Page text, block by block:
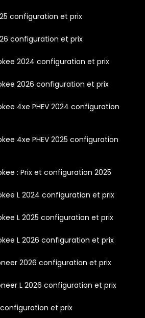
configuration et prix
configuration et prix
2024 configuration et prix
2026 configuration et prix
4xe PHEV 2024 configuration
4xe PHEV 2025 configuration
: Prix et configuration 2025
L 2024 configuration et prix
L 2025 configuration et prix
L 2026 configuration et prix
2026 configuration et prix
L 2026 configuration et prix
et prix